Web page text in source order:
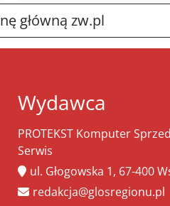
główną zw.pl
Wydawca
PROTEKST Komputer
Serwis
ul. Głogowska 1, 67-400
redakcja@glosregionu.pl